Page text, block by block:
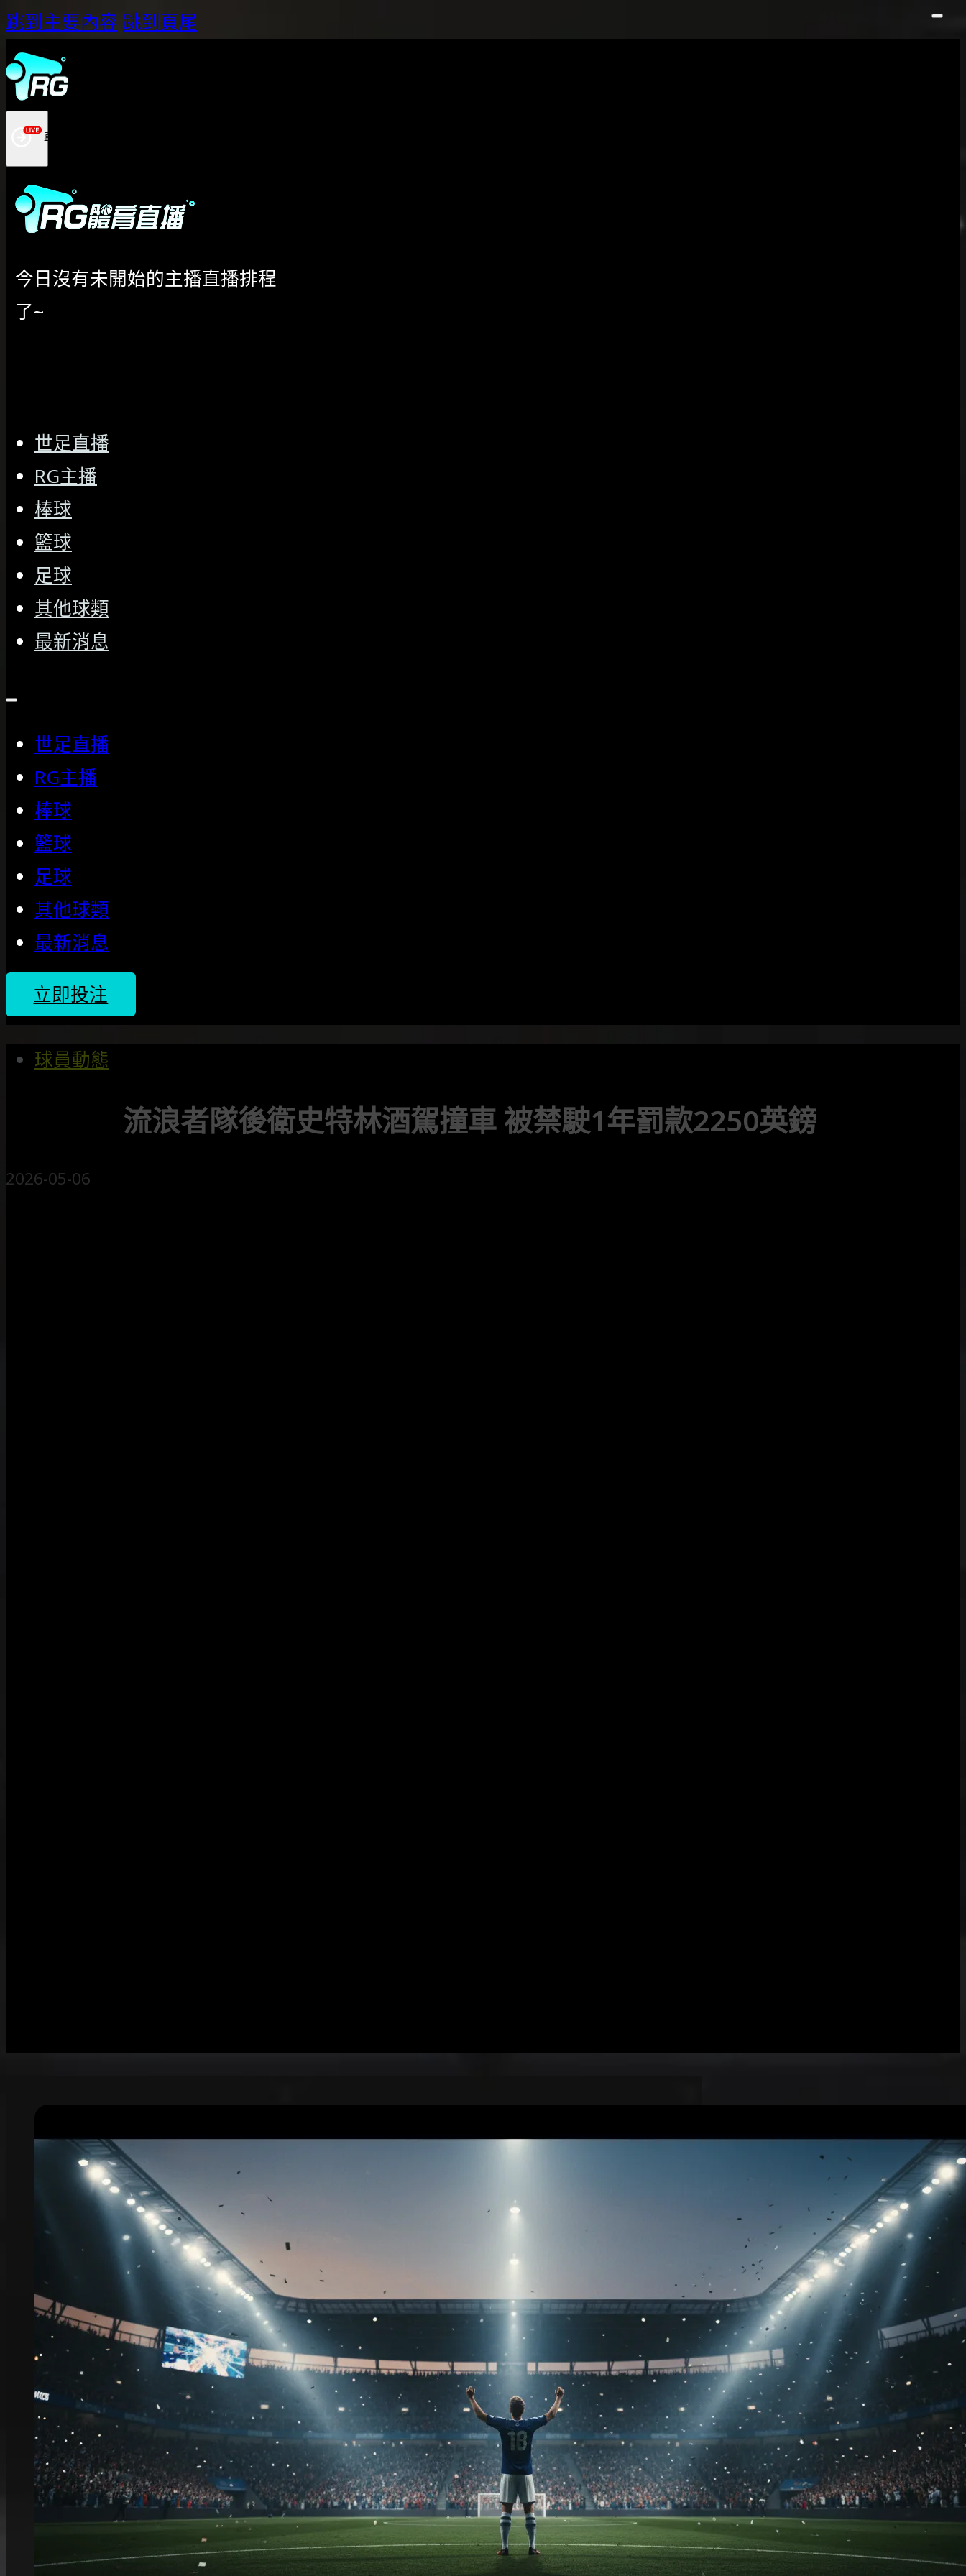
跳到主要內容 跳到頁尾
今日沒有未開始的主播直播排程
了~
世足直播
RG主播
棒球
籃球
足球
其他球類
最新消息
世足直播
RG主播
棒球
籃球
足球
其他球類
最新消息
立即投注
球員動態
流浪者隊後衛史特林酒駕撞車 被禁駛1年罰款2250英鎊
2026-05-06